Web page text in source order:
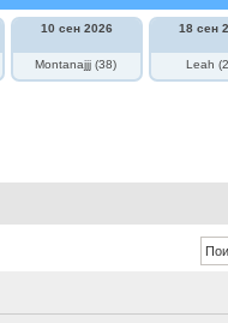
10 сен 2026
Montanajjj (38)
18 сен
Leah